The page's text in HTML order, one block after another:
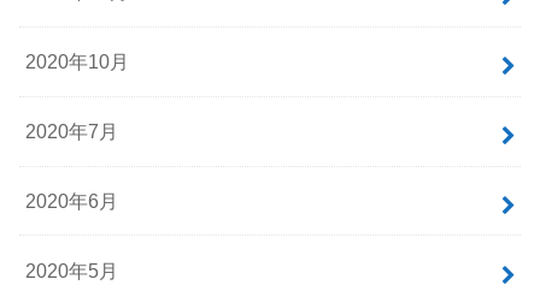
2020年10月
2020年7月
2020年6月
2020年5月